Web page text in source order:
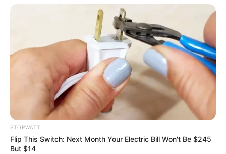
Tarantino’s Latest Effort Will Probably Be His Best
STOPWATT
Flip This Switch: Next Month Your Electric Bill Won't Be $245
But $14